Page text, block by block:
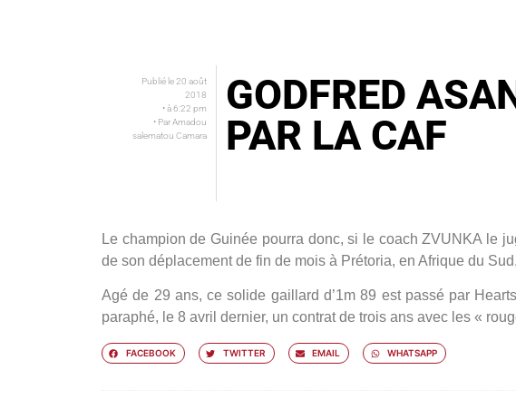
Publié le20 août
2018
• à6:22 pm
• ParAmadou
salematou Camara
GODFRED
PAR LA CAF
Le champion de Guinée pourra donc, si le coach ZVUNKA le
de son déplacement de fin de mois à Prétoria, en Afrique du
Agé de 29 ans, ce solide gaillard d’1m 89 est passé par
paraphé, le 8 avril dernier, un contrat de trois ans avec les «
FACEBOOK TWITTER EMAIL WHATSAPP